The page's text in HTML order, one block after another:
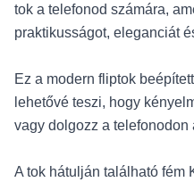
tok a telefonod számára,
praktikusságot, eleganciát
Ez a modern fliptok
lehetővé teszi, hogy
vagy dolgozz a
A tok hátulján található fém